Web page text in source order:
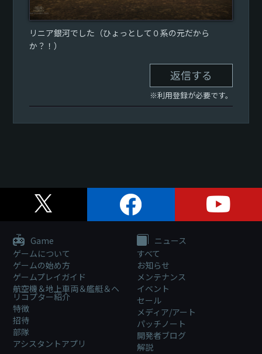
リニア銀河でした（ひょっとして０系の元だから
か？！）
返信する
※利用登録が必要です。
Game
ゲームについて
ゲームの始め方
ゲームプレイガイド
航空機＆地上車両＆艦艇＆ヘ
リコプター紹介
特徴
招待
部隊
アシスタントアプリ
ニュース
すべて
お知らせ
メンテナンス
イベント
セール
メディア/アート
パッチノート
開発者ブログ
解説